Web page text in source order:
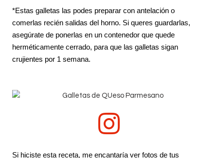
*Estas galletas las podes preparar con antelación o
comerlas recién salidas del horno. Si queres guardarlas,
asegúrate de ponerlas en un contenedor que quede
herméticamente cerrado, para que las galletas sigan
crujientes por 1 semana.
Si hiciste esta receta, me encantaría ver fotos de tus